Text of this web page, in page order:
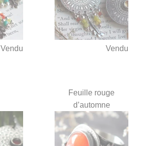
Vendu Vendu
Feuille rouge
d’automne